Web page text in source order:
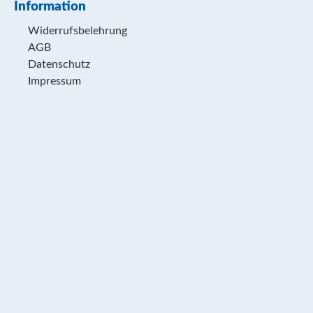
Information
Widerrufsbelehrung
AGB
Datenschutz
Impressum